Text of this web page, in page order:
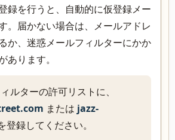
録を行うと、自動的に仮登録メー
。届かない場合は、メールアドレ
か、迷惑メールフィルターにかか
あります。
ルターの許可リストに、
または jazz-
登録してください。